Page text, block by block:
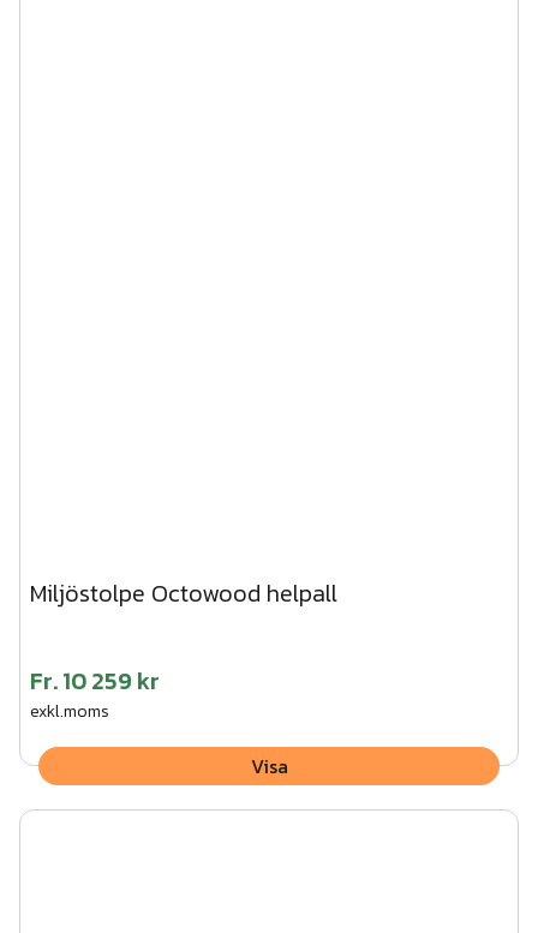
Miljöstolpe Octowood helpall
Fr.10 259 kr
exkl.moms
Visa